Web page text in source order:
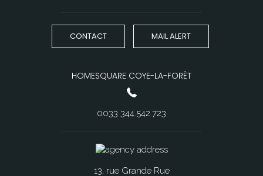
CONTACT MAIL ALERT
HOMESQUARE COYE-LA-FORÊT
0033 344.542.723
13, rue Grande Rue